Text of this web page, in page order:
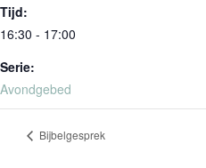
Tijd:
16:30 - 17:00
Serie:
Avondgebed
Bijbelgesprek